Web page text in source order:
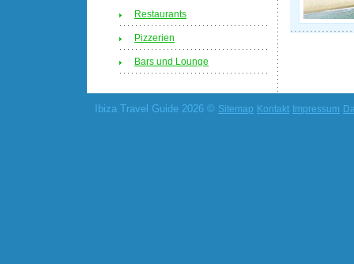
Restaurants
Pizzerien
Bars und Lounge
Ibiza Travel Guide 2026 © Sitemap Kontakt Impressum